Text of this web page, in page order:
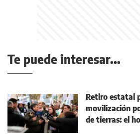
Te puede interesar...
Retiro estatal
movilización
de tierras: el